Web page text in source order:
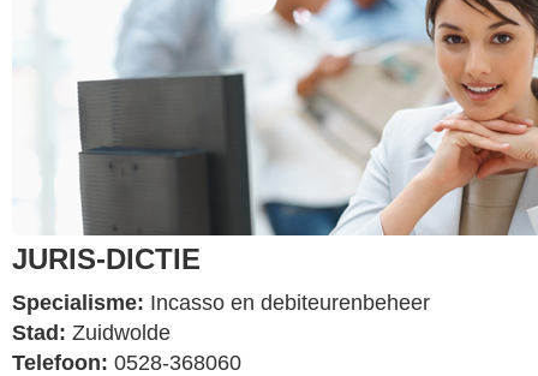
JURIS-DICTIE
Specialisme: Incasso en debiteurenbeheer
Stad: Zuidwolde
Telefoon: 0528-368060